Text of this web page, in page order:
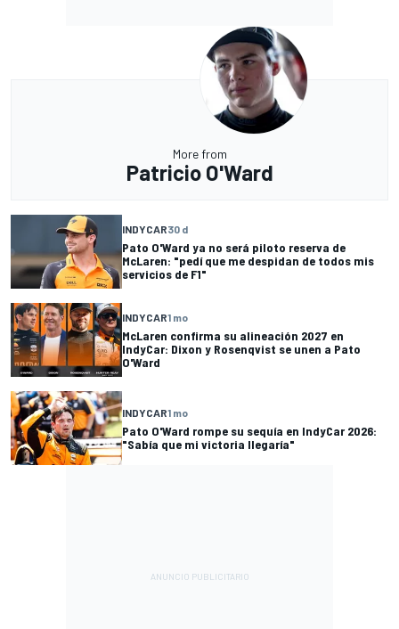
More from
Patricio O'Ward
INDYCAR30 d
Pato O'Ward ya no será piloto reserva de
McLaren: "pedí que me despidan de todos mis
servicios de F1"
INDYCAR1 mo
McLaren confirma su alineación 2027 en
IndyCar: Dixon y Rosenqvist se unen a Pato
O'Ward
INDYCAR1 mo
Pato O'Ward rompe su sequía en IndyCar 2026:
"Sabía que mi victoria llegaría"